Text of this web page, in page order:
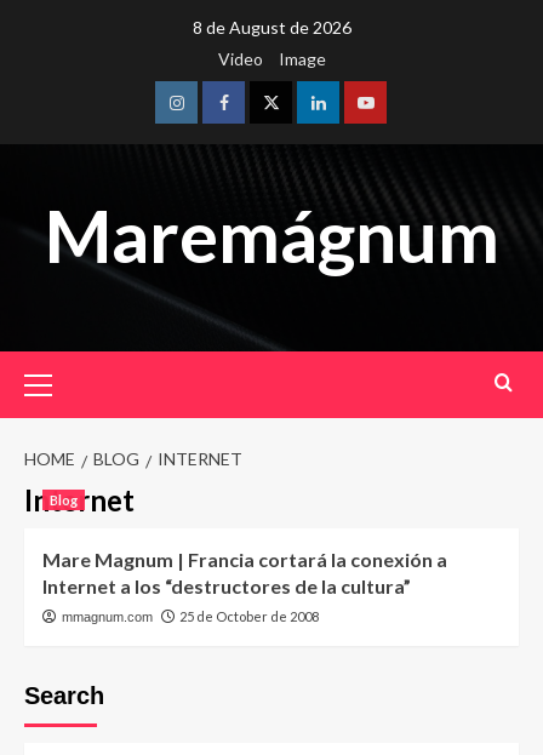
8 de August de 2026
Video
Image
InstagramFacebookTwitterLinkedinYoutube
Maremágnum
Menu
HOME BLOG INTERNET
Internet
Blog
Mare Magnum | Francia cortará la conexión a
Internet a los “destructores de la cultura”
mmagnum.com 25 de October de 2008
Search